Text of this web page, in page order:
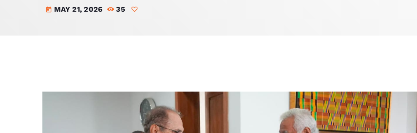
today MAY 21, 2026 35